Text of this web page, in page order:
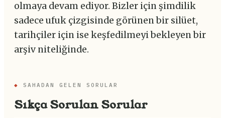
olmaya devam ediyor. Bizler için şimdilik
sadece ufuk çizgisinde görünen bir silüet,
tarihçiler için ise keşfedilmeyi bekleyen bir
arşiv niteliğinde.
◆ SAHADAN GELEN SORULAR
Sıkça Sorulan Sorular